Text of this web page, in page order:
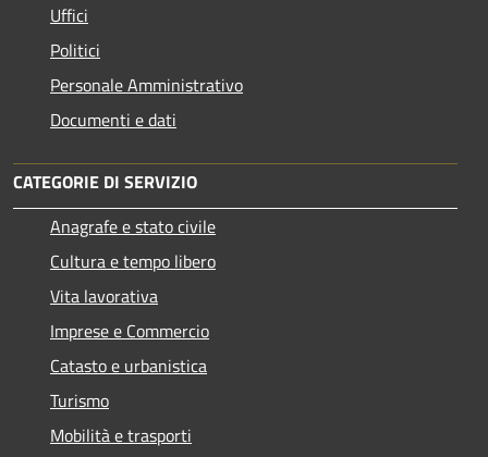
Uffici
Politici
Personale Amministrativo
Documenti e dati
CATEGORIE DI SERVIZIO
Anagrafe e stato civile
Cultura e tempo libero
Vita lavorativa
Imprese e Commercio
Catasto e urbanistica
Turismo
Mobilità e trasporti